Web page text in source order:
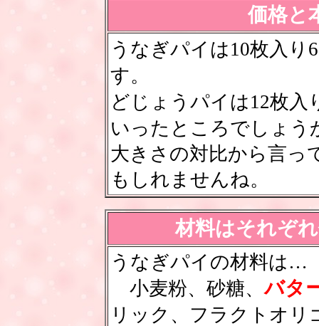
価格と
うなぎパイは10枚入り
す。
どじょうパイは12枚入
いったところでしょう
大きさの対比から言っ
もしれませんね。
材料はそれぞ
うなぎパイの材料は…
小麦粉、砂糖、バタ
リック、フラクトオリ